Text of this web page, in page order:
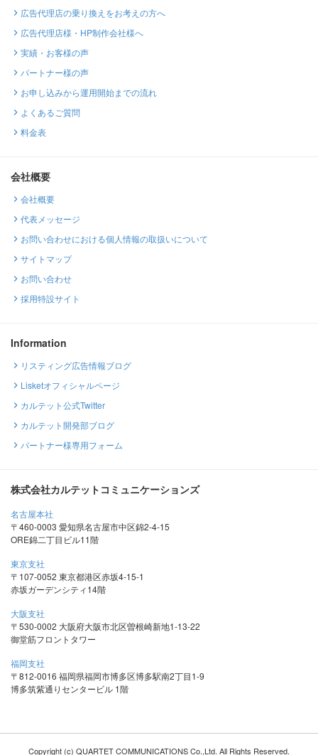
広告代理店の乗り換えをお考えの方へ
広告代理店様・HP制作会社様へ
実績・お客様の声
パートナー様の声
お申し込みから運用開始までの流れ
よくあるご質問
料金表
会社概要
会社概要
代表メッセージ
お問い合わせにおける個人情報の取扱いについて
サイトマップ
お問い合わせ
採用特設サイト
Information
リスティング広告情報ブログ
Lisketオフィシャルページ
カルテット公式Twitter
カルテット開発部ブログ
パートナー様専用フォーム
株式会社カルテットコミュニケーションズ
名古屋本社
〒460-0003 愛知県名古屋市中区錦2-4-15
ORE錦二丁目ビル11階
東京支社
〒107-0052 東京都港区赤坂4-15-1
赤坂ガーデンシティ14階
大阪支社
〒530-0002 大阪府大阪市北区曽根崎新地1-13-22
御堂筋フロントタワー
福岡支社
〒812-0016 福岡県福岡市博多区博多駅南2丁目1-9
博多筑紫通りセンタービル 1階
Copyright (c) QUARTET COMMUNICATIONS Co.,Ltd. All Rights Reserved.